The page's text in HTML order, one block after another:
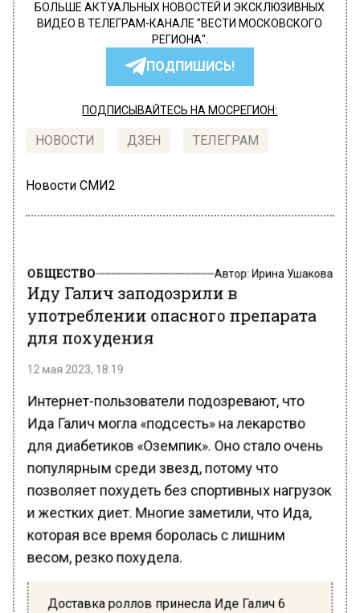
БОЛЬШЕ АКТУАЛЬНЫХ НОВОСТЕЙ И ЭКСКЛЮЗИВНЫХ
ВИДЕО В ТЕЛЕГРАМ-КАНАЛЕ "ВЕСТИ МОСКОВСКОГО
РЕГИОНА".
ПОДПИШИСЬ!
ПОДПИСЫВАЙТЕСЬ НА МОСРЕГИОН:
НОВОСТИ ДЗЕН ТЕЛЕГРАМ
Новости СМИ2
ОБЩЕСТВО Автор:Ирина Ушакова
Иду Галич заподозрили в
употреблении опасного препарата
для похудения
12 мая 2023, 18:19
Интернет-пользователи подозревают, что
Ида Галич могла «подсесть» на лекарство
для диабетиков «Оземпик». Оно стало очень
популярным среди звезд, потому что
позволяет похудеть без спортивных нагрузок
и жестких диет. Многие заметили, что Ида,
которая все время боролась с лишним
весом, резко похудела.
Доставка роллов принесла Иде Галич 6